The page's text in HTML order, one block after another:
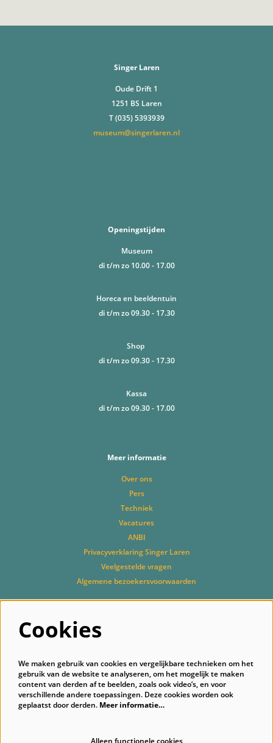
Singer Laren
Oude Drift 1
1251 BS Laren
T (035) 5393939
museum@singerlaren.nl
Openingstijden
Museum
di t/m zo 10.00 - 17.00
Horeca en beeldentuin
di t/m zo 09.30 - 17.30
Shop
di t/m zo 09.30 - 17.30
Kassa
di t/m zo 09.30 - 17.00
Meer informatie
Over ons
Pers
Techniek
Vacatures
ANBI
Privacyverklaring Singer Laren
Veelgestelde vragen
Algemene bezoekersvoorwaarden
Cookies
We maken gebruik van cookies en vergelijkbare technieken om het
gebruik van de website te analyseren, om het mogelijk te maken
content van derden af te beelden, zoals ook video’s, en voor
verschillende andere toepassingen. Deze cookies worden ook
geplaatst door derden. Meer informatie…
Alleen functionele cookies